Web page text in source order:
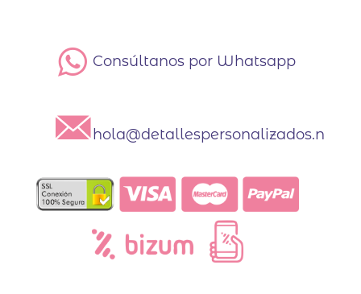
Consúltanos por Whatsapp
hola@detallespersonalizados.net